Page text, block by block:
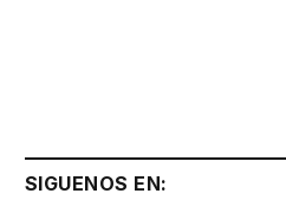
SIGUENOS EN: